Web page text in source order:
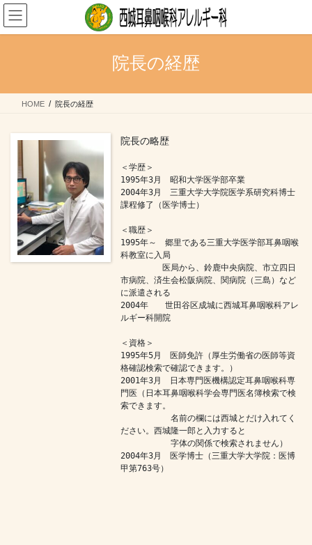
コ
ン
テ
ス
ナ
ビ
ゲ
ン
院長の経歴
HOME 院長の経歴
院長の略歴
＜学歴＞
1995年3月　昭和大学医学部卒業
2004年3月　三重大学大学院医学系研究科博士
課程修了（医学博士）
＜職歴＞
1995年～　郷里である三重大学医学部耳鼻咽喉
科教室に入局
医局から、鈴鹿中央病院、市立四日
市病院、済生会松阪病院、関病院（三島）など
に派遣される
2004年　　世田谷区成城に西城耳鼻咽喉科アレ
ルギー科開院
＜資格＞
1995年5月　医師免許（厚生労働省の医師等資
格確認検索で確認できます。）
2001年3月　日本専門医機構認定耳鼻咽喉科専
門医（日本耳鼻咽喉科学会専門医名簿検索で検
索できます。
名前の欄には西城とだけ入れてく
ださい。西城隆一郎と入力すると
字体の関係で検索されません）
2004年3月　医学博士（三重大学大学院：医博
甲第763号）